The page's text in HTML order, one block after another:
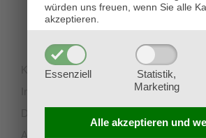
würden uns freuen, wenn Sie alle
akzeptieren.
Essenziell
Statistik,
Marketing
Alle akzeptieren und
Kontakt